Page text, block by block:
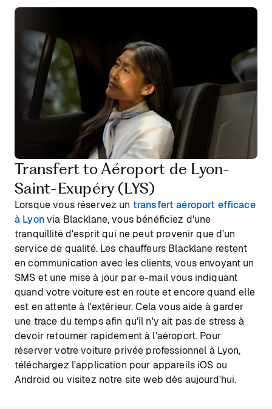
Transfert to Aéroport de Lyon-
Saint-Exupéry (LYS)
Lorsque vous réservez un transfert aéroport efficace
à Lyonvia Blacklane, vous bénéficiez d'une
tranquillité d'esprit qui ne peut provenir que d'un
service de qualité. Les chauffeurs Blacklane restent
en communication avec les clients, vous envoyant un
SMS et une mise à jour par e-mail vous indiquant
quand votre voiture est en route et encore quand elle
est en attente à l'extérieur. Cela vous aide à garder
une trace du temps afin qu'il n'y ait pas de stress à
devoir retourner rapidement à l'aéroport. Pour
réserver votre voiture privée professionnel à Lyon,
téléchargez l'application pour appareils iOS ou
Android ou visitez notre site web dès aujourd'hui.